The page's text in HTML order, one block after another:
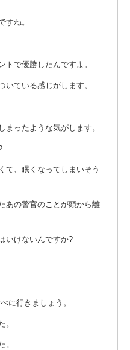
すね。
トで優勝したんですよ。
いている感じがします。
まったような気がします。
て、眠くなってしまいそう
あの警官のことが頭から離
いけないんですか?
に行きましょう。
。
。